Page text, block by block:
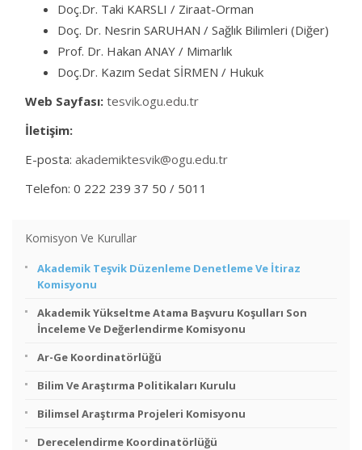
Doç.Dr. Taki KARSLI / Ziraat-Orman
Doç. Dr. Nesrin SARUHAN / Sağlık Bilimleri (Diğer)
Prof. Dr. Hakan ANAY / Mimarlık
Doç.Dr. Kazım Sedat SİRMEN / Hukuk
Web Sayfası: tesvik.ogu.edu.tr
İletişim:
E-posta: akademiktesvik@ogu.edu.tr
Telefon: 0 222 239 37 50 / 5011
Komisyon Ve Kurullar
Akademik Teşvik Düzenleme Denetleme Ve İtiraz
Komisyonu
Akademik Yükseltme Atama Başvuru Koşulları Son
İnceleme Ve Değerlendirme Komisyonu
Ar-Ge Koordinatörlüğü
Bilim Ve Araştırma Politikaları Kurulu
Bilimsel Araştırma Projeleri Komisyonu
Derecelendirme Koordinatörlüğü